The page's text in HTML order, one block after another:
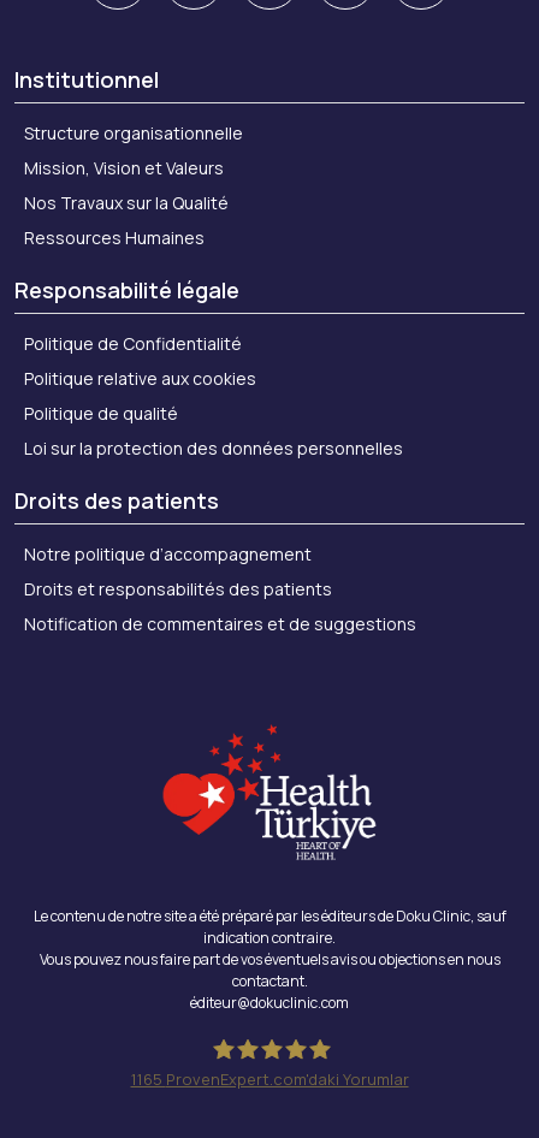
Institutionnel
Structure organisationnelle
Mission, Vision et Valeurs
Nos Travaux sur la Qualité
Ressources Humaines
Responsabilité légale
Politique de Confidentialité
Politique relative aux cookies
Politique de qualité
Loi sur la protection des données personnelles
Droits des patients
Notre politique d’accompagnement
Droits et responsabilités des patients
Notification de commentaires et de suggestions
Le contenu de notre site a été préparé par les éditeurs de Doku Clinic, sauf
indication contraire.
Vous pouvez nous faire part de vos éventuels avis ou objections en nous
contactant.
éditeur@dokuclinic.com
1165 ProvenExpert.com'daki Yorumlar